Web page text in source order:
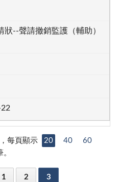
狀--聲請撤銷監護（輔助）
每頁顯示 20 40
60
。
1 2 3